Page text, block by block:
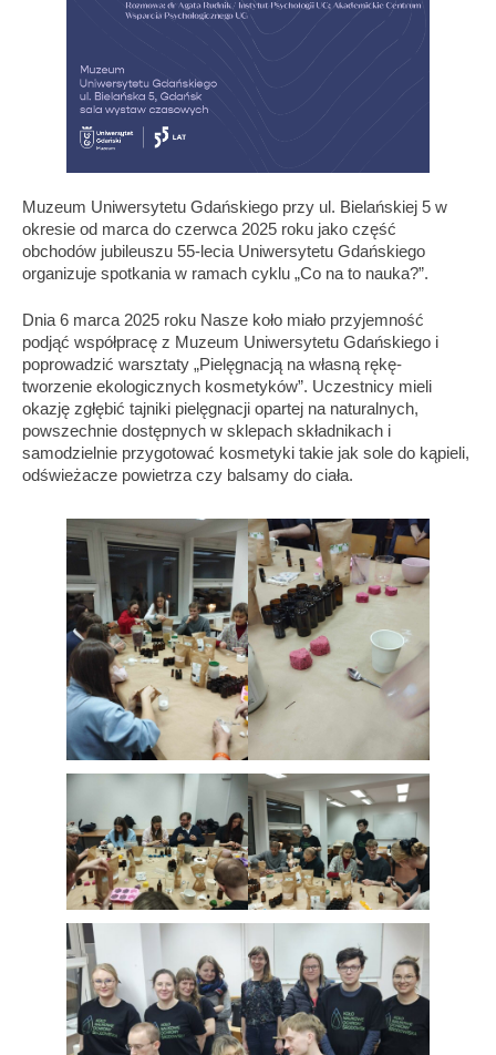
Muzeum Uniwersytetu Gdańskiego przy ul. Bielańskiej 5 w
okresie od marca do czerwca 2025 roku jako część
obchodów jubileuszu 55-lecia Uniwersytetu Gdańskiego
organizuje spotkania w ramach cyklu „Co na to nauka?”.
Dnia 6 marca 2025 roku Nasze koło miało przyjemność
podjąć współpracę z Muzeum Uniwersytetu Gdańskiego i
poprowadzić warsztaty „Pielęgnacją na własną rękę-
tworzenie ekologicznych kosmetyków”. Uczestnicy mieli
okazję zgłębić tajniki pielęgnacji opartej na naturalnych,
powszechnie dostępnych w sklepach składnikach i
samodzielnie przygotować kosmetyki takie jak sole do kąpieli,
odświeżacze powietrza czy balsamy do ciała.